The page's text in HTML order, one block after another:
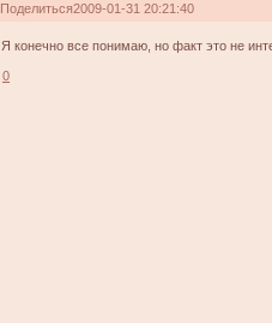
Поделиться2009-01-31 20:21:40
Я конечно все понимаю, но факт это не
0